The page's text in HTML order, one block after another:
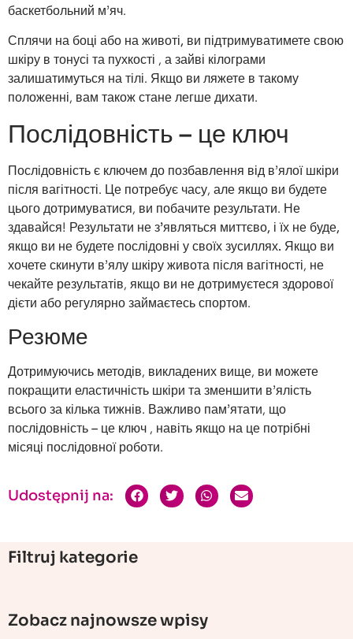
баскетбольний м’яч.
Сплячи на боці або на животі, ви підтримуватимете свою
шкіру в тонусі та пухкості , а зайві кілограми
залишатимуться на тілі. Якщо ви ляжете в такому
положенні, вам також стане легше дихати.
Послідовність – це ключ
Послідовність є ключем до позбавлення від в’ялої шкіри
після вагітності. Це потребує часу, але якщо ви будете
цього дотримуватися, ви побачите результати. Не
здавайся! Результати не з’являться миттєво, і їх не буде,
якщо ви не будете послідовні у своїх зусиллях. Якщо ви
хочете скинути в’ялу шкіру живота після вагітності, не
чекайте результатів, якщо ви не дотримуєтеся здорової
дієти або регулярно займаєтесь спортом.
Резюме
Дотримуючись методів, викладених вище, ви можете
покращити еластичність шкіри та зменшити в’ялість
всього за кілька тижнів. Важливо пам’ятати, що
послідовність – це ключ , навіть якщо на це потрібні
місяці послідовної роботи.
Udostępnij na:
Filtruj kategorie
Zobacz najnowsze wpisy